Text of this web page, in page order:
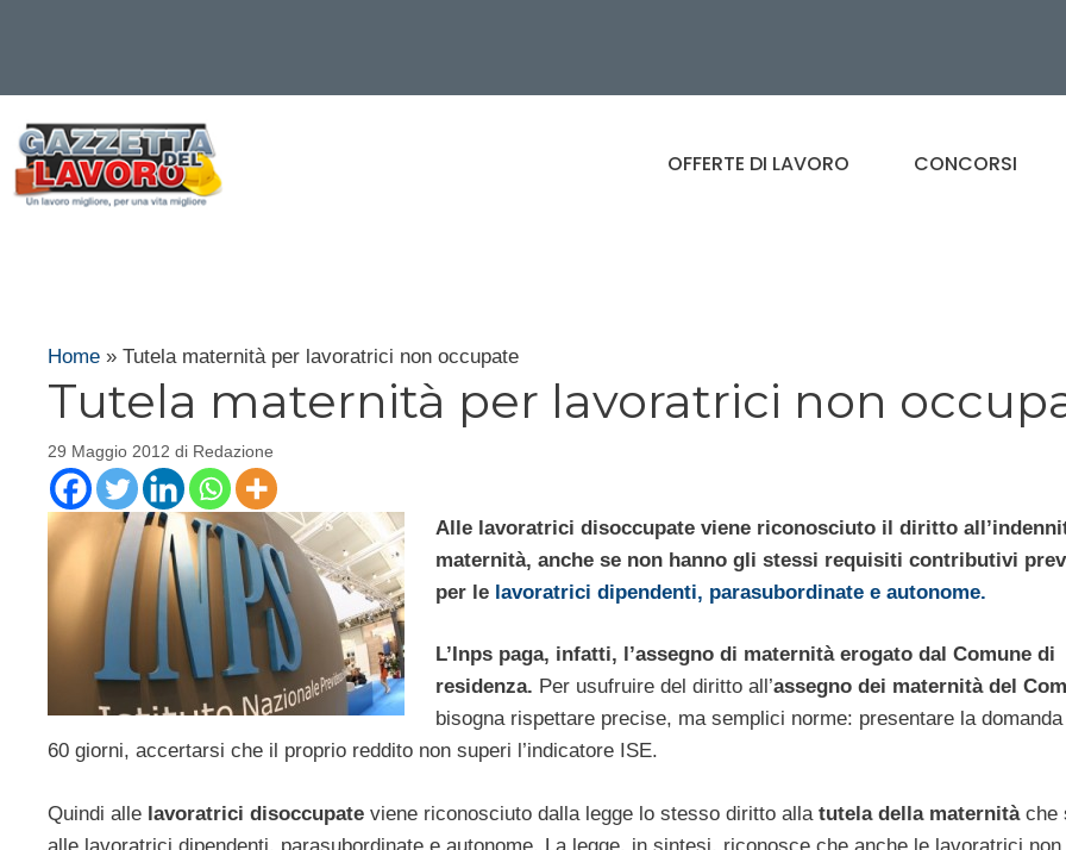
contenuto
OFFERTE DI LAVORO CONCORSI
Home » Tutela maternità per lavoratrici non occupate
Tutela maternità per lavoratrici non
29 Maggio 2012 di Redazione
Alle lavoratrici disoccupate viene riconosciuto il diritto
maternità, anche se non hanno gli stessi requisiti contributivi
per le lavoratrici dipendenti, parasubordinate e autonome.
L’Inps paga, infatti, l’assegno di maternità erogato dal Comune di
residenza. Per usufruire del diritto all’assegno dei maternità del
bisogna rispettare precise, ma semplici norme: presentare la
60 giorni, accertarsi che il proprio reddito non superi l’indicatore ISE.
Quindi alle lavoratrici disoccupate viene riconosciuto dalla legge lo stesso diritto alla tutela della maternità che
alle lavoratrici dipendenti, parasubordinate e autonome. La legge, in sintesi, riconosce che anche le lavoratrici non